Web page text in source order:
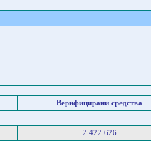
Верифицирани средства
2 422 626